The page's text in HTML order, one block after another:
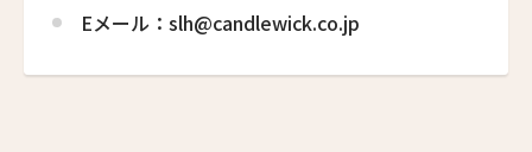
Eメール：slh@candlewick.co.jp